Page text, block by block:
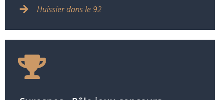
Huissier dans le 92